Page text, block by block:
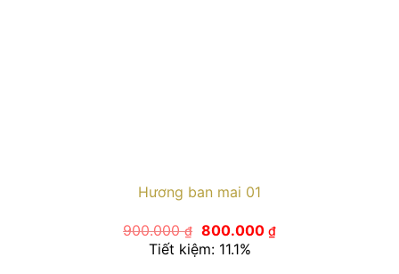
Hương ban mai 01
900.000₫ Giá
gốc
là:
800.000 ₫Giá
hiện
Tiết kiệm: 11.1%